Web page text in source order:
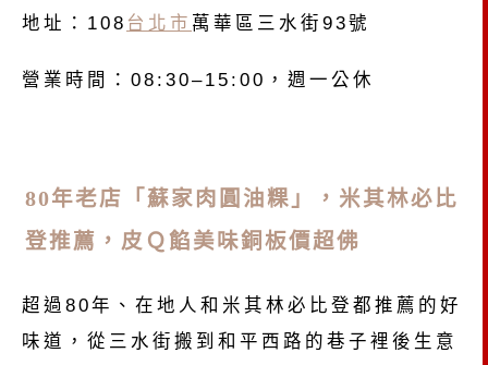
地址：108 台北市 萬華區三水街93號
營業時間：08:30–15:00，週一公休
80年老店「蘇家肉圓油粿」，米其林必比
登推薦，皮Ｑ餡美味銅板價超佛
超過80年、在地人和米其林必比登都推薦的好
味道，從三水街搬到和平西路的巷子裡後生意